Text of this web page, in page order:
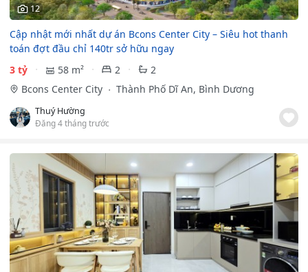
12
Cập nhật mới nhất dự án Bcons Center City – Siêu hot thanh
toán đợt đầu chỉ 140tr sở hữu ngay
3 tỷ
58 m² 2
2
Bcons Center City
Thành Phố Dĩ An, Bình Dương
Thuý Hường
Đăng 4 tháng trước